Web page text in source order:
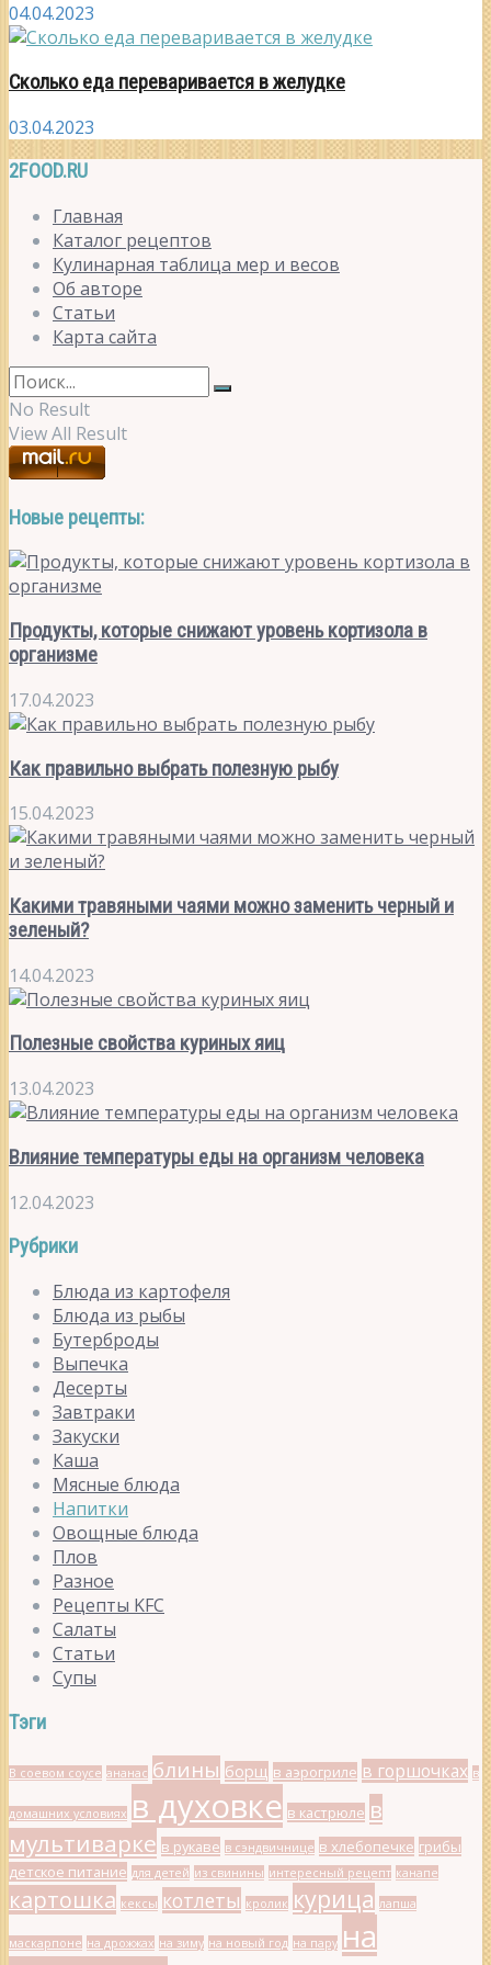
04.04.2023
Сколько еда переваривается в желудке
03.04.2023
2FOOD.RU
Главная
Каталог рецептов
Кулинарная таблица мер и весов
Об авторе
Статьи
Карта сайта
No Result
View All Result
Новые рецепты:
Продукты, которые снижают уровень кортизола в
организме
17.04.2023
Как правильно выбрать полезную рыбу
15.04.2023
Какими травяными чаями можно заменить черный и
зеленый?
14.04.2023
Полезные свойства куриных яиц
13.04.2023
Влияние температуры еды на организм человека
12.04.2023
Рубрики
Блюда из картофеля
Блюда из рыбы
Бутерброды
Выпечка
Десерты
Завтраки
Закуски
Каша
Мясные блюда
Напитки
Овощные блюда
Плов
Разное
Рецепты KFC
Салаты
Статьи
Супы
Тэги
В соевом соусе ананас блины борщ в аэрогриле в горшочках в
домашних условиях в духовке в кастрюле в
мультиварке в рукаве в сэндвичнице в хлебопечке грибы
детское питание для детей из свинины интересный рецепт канапе
картошка кексы котлеты кролик курица лапша
маскарпоне на дрожжах на зиму на новый год на пару на